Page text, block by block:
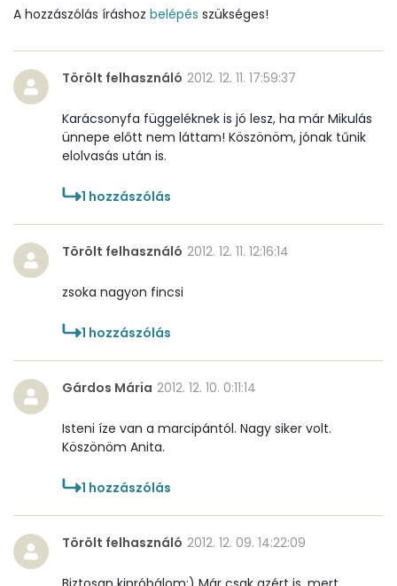
B12 Vitamin:
D vitamin:
0 micro
K vitamin:
Tiamin - B1 vitamin:
0 mg
Niacin - B3 vitamin:
Folsav - B9-vitamin:
Kolin:
16 mg
α-karotin
2 micro
β-karotin
86 micro
A hozzászólás íráshoz belépés szükséges!
Törölt felhasználó 2012. 12. 11. 17:59:37
Karácsonyfa függeléknek is jó lesz, ha már Mikulás
ünnepe előtt nem láttam! Köszönöm, jónak tűnik
elolvasás után is.
1 hozzászólás
Törölt felhasználó 2012. 12. 11. 12:16:14
zsoka nagyon fincsi
1 hozzászólás
Gárdos Mária 2012. 12. 10. 0:11:14
Isteni íze van a marcipántól. Nagy siker volt.
Köszönöm Anita.
1 hozzászólás
Törölt felhasználó 2012. 12. 09. 14:22:09